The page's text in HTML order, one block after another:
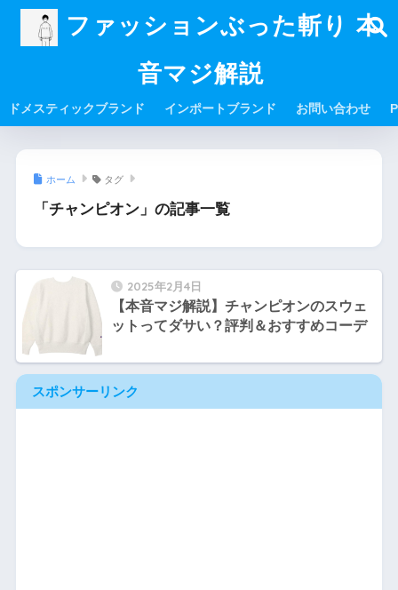
ファッションぶった斬り 本
音マジ解説
ドメスティックブランド インポートブランド お問い合わせ
ホーム タグ
「チャンピオン」の記事一覧
2025年2月4日
【本音マジ解説】チャンピオンのスウェ
ットってダサい？評判＆おすすめコーデ
スポンサーリンク